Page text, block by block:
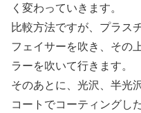
く変わっていきます。
比較方法ですが、プラス
フェイサーを吹き、その
ラーを吹いて行きます。
そのあとに、光沢、半光
コートでコーティングし